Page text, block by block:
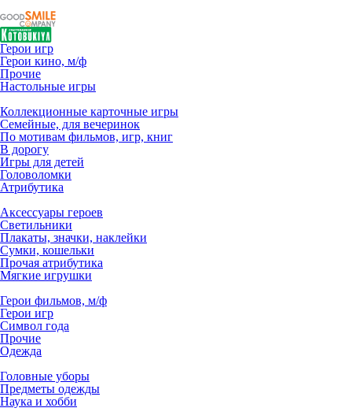
Герои игр
Герои кино, м/ф
Прочие
Настольные игры
Коллекционные карточные игры
Семейные, для вечеринок
По мотивам фильмов, игр, книг
В дорогу
Игры для детей
Головоломки
Атрибутика
Аксессуары героев
Светильники
Плакаты, значки, наклейки
Сумки, кошельки
Прочая атрибутика
Мягкие игрушки
Герои фильмов, м/ф
Герои игр
Символ года
Прочие
Одежда
Головные уборы
Предметы одежды
Наука и хобби